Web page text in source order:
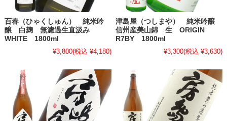
百春（ひゃくしゅん） 純米吟
醸 白麹 無濾過生直汲み
WHITE 1800ml
¥3,800(税込 ¥4,180)
津島屋（つしまや） 純米吟醸
信州産美山錦 生 ORIGIN
R7BY 1800ml
¥3,300(税込 ¥3,630)